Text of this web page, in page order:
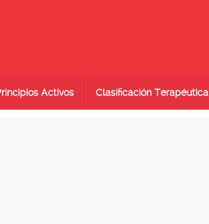
Activos Clasificación Terapéutica